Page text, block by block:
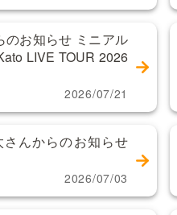
のお知らせ ミニアル
LIVE TOUR 2026
2026/07/21
んからのお知らせ
2026/07/03